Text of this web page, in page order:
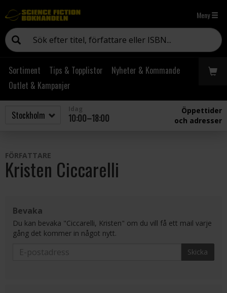
Meny
Sortiment Tips & Topplistor
Nyheter & Kommande
Outlet & Kampanjer
10:00–18:00
Öppettider
och adresser
FÖRFATTARE
Kristen Ciccarelli
Bevaka
Du kan bevaka "Ciccarelli, Kristen" om du vill få ett mail varje
gång det kommer in något nytt.
Skicka